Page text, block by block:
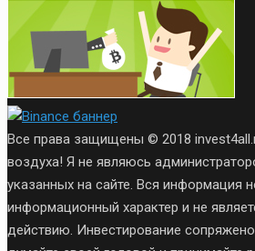
Все права защищены © 2018
воздуха! Я не являюсь
указанных на сайте. Вся информация
информационный характер и не
действию. Инвестирование